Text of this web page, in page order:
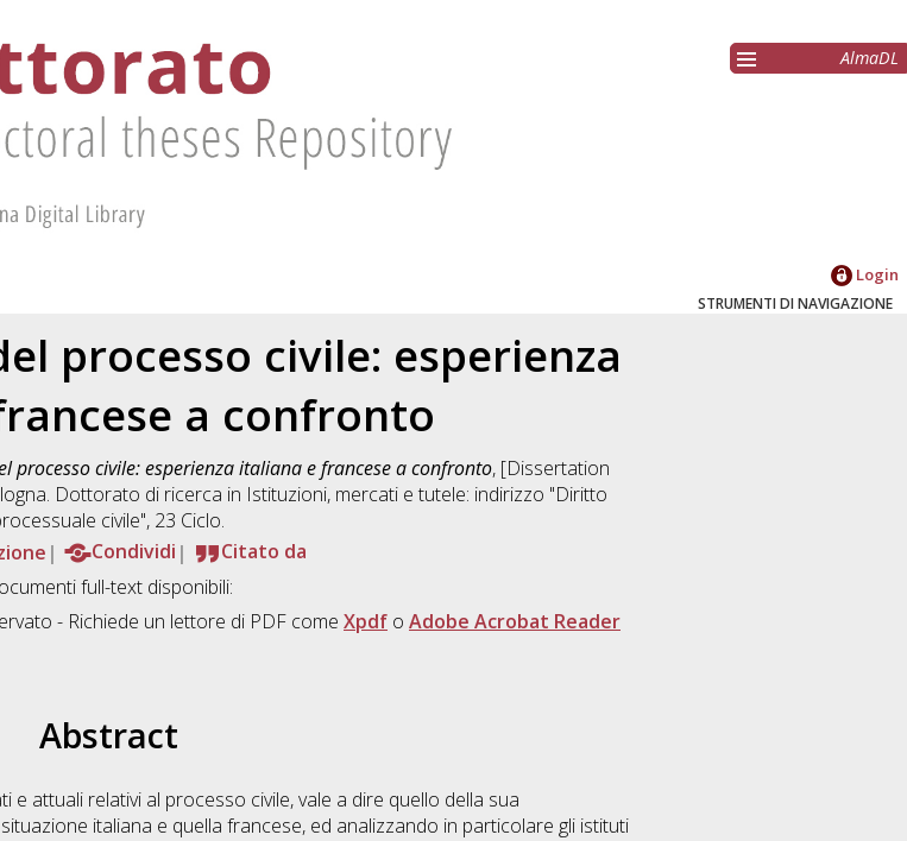
AlmaDL
Login
STRUMENTI DI NAVIGAZIONE
processo civile: esperienza
a confronto
processo civile: esperienza italiana e francese a confronto, [Dissertation
Dottorato di ricerca in Istituzioni, mercati e tutele: indirizzo "Diritto
civile", 23 Ciclo.
Condividi
Citato da
full-text disponibili:
- Richiede un lettore di PDF come Xpdf o Adobe Acrobat Reader
Abstract
attuali relativi al processo civile, vale a dire quello della sua
italiana e quella francese, ed analizzando in particolare gli istituti